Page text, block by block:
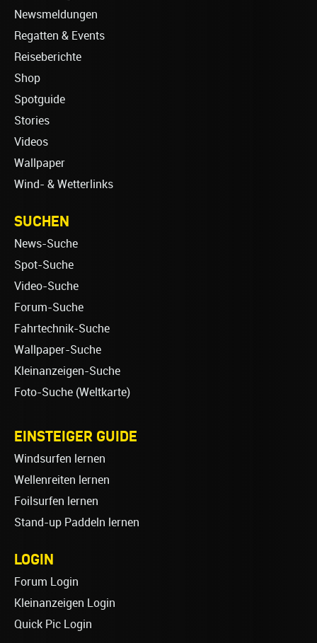
Newsmeldungen
Regatten & Events
Reiseberichte
Shop
Spotguide
Stories
Videos
Wallpaper
Wind- & Wetterlinks
SUCHEN
News-Suche
Spot-Suche
Video-Suche
Forum-Suche
Fahrtechnik-Suche
Wallpaper-Suche
Kleinanzeigen-Suche
Foto-Suche (Weltkarte)
EINSTEIGER GUIDE
Windsurfen lernen
Wellenreiten lernen
Foilsurfen lernen
Stand-up Paddeln lernen
LOGIN
Forum Login
Kleinanzeigen Login
Quick Pic Login